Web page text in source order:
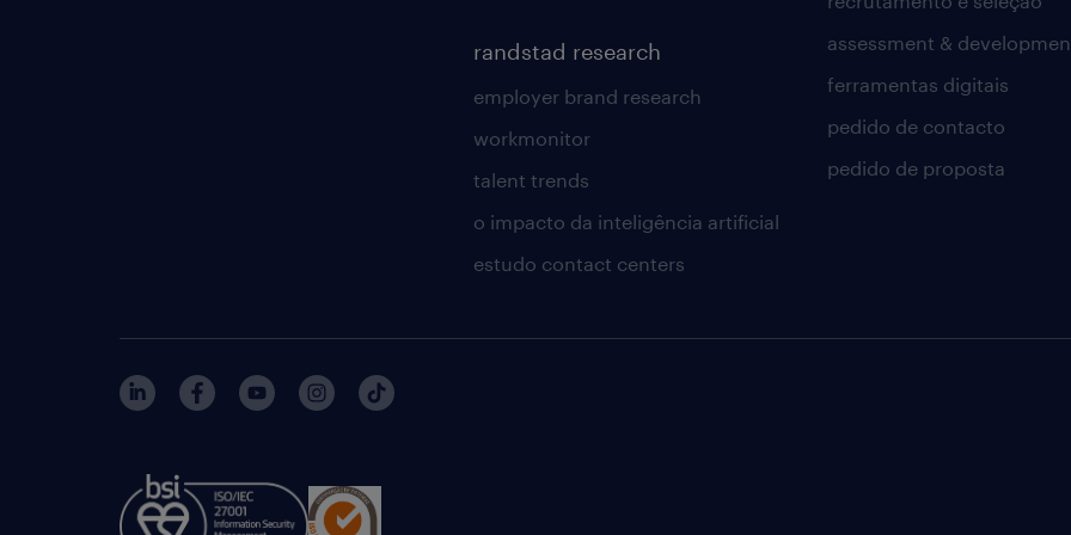
randstad research
employer brand research
workmonitor
talent trends
o impacto da inteligência artificial
estudo contact centers
assessment &
ferramentas digitais
pedido de contacto
pedido de proposta